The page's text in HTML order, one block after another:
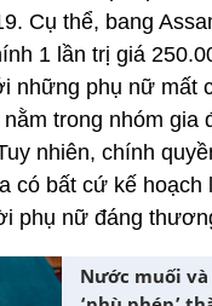
Cụ thể, bang
1 lần trị giá
những phụ nữ mất
nằm trong nhóm gia
nhiên, chính
có bất cứ kế hoạch
phụ nữ đáng
Nước muối